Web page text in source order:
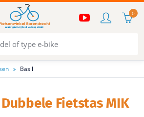
0
Basil
Fietstas MIK